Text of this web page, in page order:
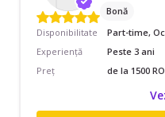
Bonă
Disponibilitate
Part-time,
Experiență
Peste 3 ani
Preț
de la 1500